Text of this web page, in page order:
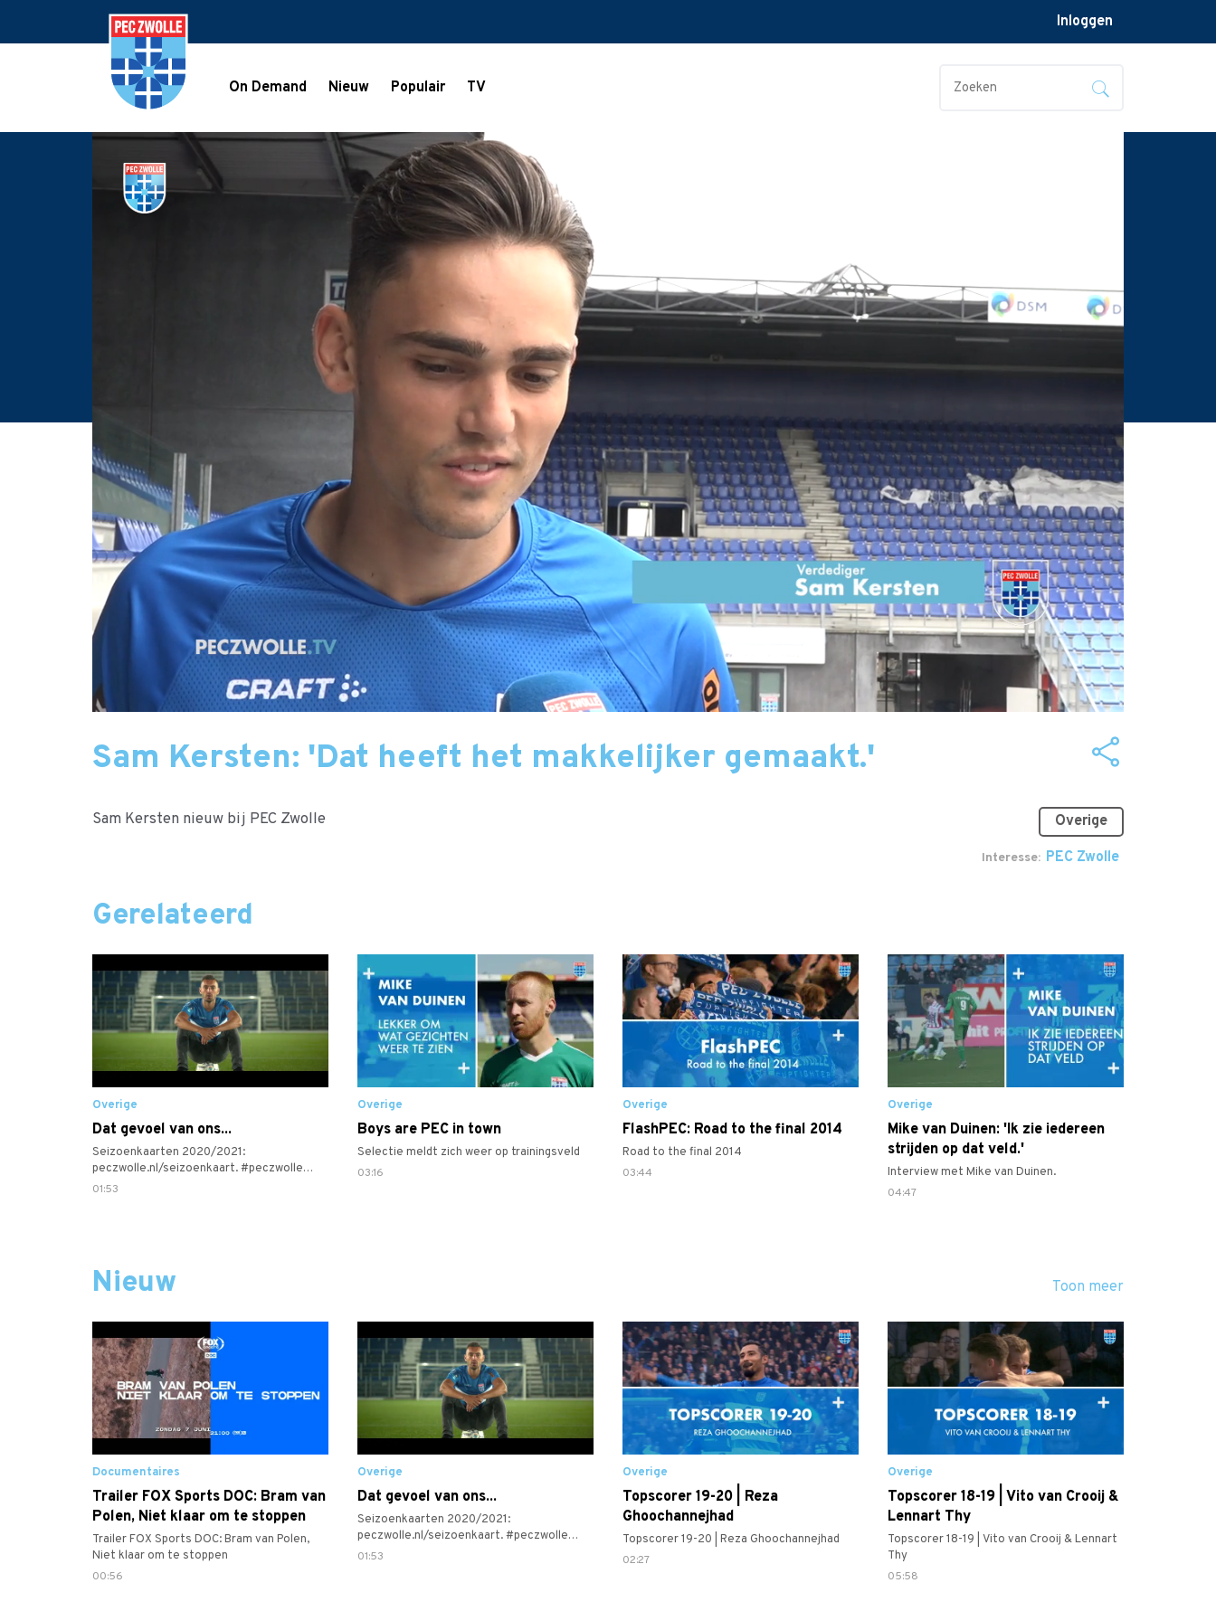
Inloggen
On Demand Nieuw Populair TV
Sam Kersten: 'Dat heeft het makkelijker gemaakt.'
Sam Kersten nieuw bij PEC Zwolle Overige
Interesse PEC Zwolle
Gerelateerd
Overige
Dat gevoel van ons...
Seizoenkaarten 2020/2021:
peczwolle.nl/seizoenkaart. #peczwolle
#desespereertnimmer #samenpeczwolle
01:53
Overige
Boys are PEC in town
Selectie meldt zich weer op trainingsveld
03:16
Overige
FlashPEC: Road to the final 2014
Road to the final 2014
03:44
Overige
Mike van Duinen: 'Ik zie iedereen
strijden op dat veld.'
Interview met Mike van Duinen.
04:47
Nieuw Toon meer
Documentaires
Trailer FOX Sports DOC: Bram van
Polen, Niet klaar om te stoppen
Trailer FOX Sports DOC: Bram van Polen,
Niet klaar om te stoppen
00:56
Overige
Dat gevoel van ons...
Seizoenkaarten 2020/2021:
peczwolle.nl/seizoenkaart. #peczwolle
#desespereertnimmer #samenpeczwolle
01:53
Overige
Topscorer 19-20 | Reza
Ghoochannejhad
Topscorer 19-20 | Reza Ghoochannejhad
02:27
Overige
Topscorer 18-19 | Vito van Crooij &
Lennart Thy
Topscorer 18-19 | Vito van Crooij & Lennart
Thy
05:58